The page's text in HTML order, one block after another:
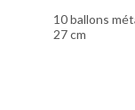
10 ballons
27 cm